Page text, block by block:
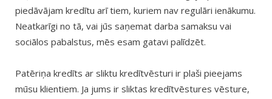
piedāvājam kredītu arī tiem, kuriem nav regulāri ienākumu.
Neatkarīgi no tā, vai jūs saņemat darba samaksu vai
sociālos pabalstus, mēs esam gatavi palīdzēt.
Patēriņa kredīts ar sliktu kredītvēsturi ir plaši pieejams
mūsu klientiem. Ja jums ir sliktas kredītvēstures vēsture,